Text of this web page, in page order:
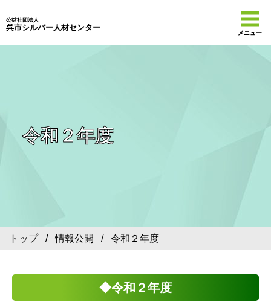
公益社団法人
呉市シルバー人材センター
メニュー
令和２年度
トップ/情報公開 / 令和２年度
◆令和２年度